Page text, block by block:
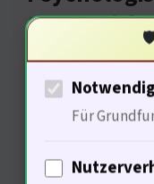
Sterbehilfe
Für